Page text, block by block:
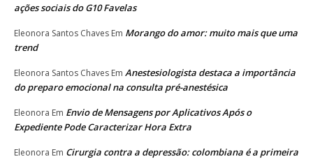
ações sociais do G10 Favelas
Eleonora Santos Chaves Em Morango do amor: muito mais que uma
trend
Eleonora Santos Chaves Em Anestesiologista destaca a importância
do preparo emocional na consulta pré-anestésica
Eleonora Em Envio de Mensagens por Aplicativos Após o
Expediente Pode Caracterizar Hora Extra
Eleonora Em Cirurgia contra a depressão: colombiana é a primeira